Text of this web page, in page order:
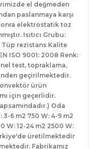
el değmeden
paslanmaya karşı
elektrostatik toz
Isıtıcı Grubu:
Tüp rezistans Kalite
ISO 9001: 2008 Renk:
test, topraklama,
geçirilmektedir.
ürün
için geçerlidir.
Oda
3-6 m2 750 W: 4-9 m2
W: 12-24 m2 2500 W:
üretilmektedir
Fabrikamız